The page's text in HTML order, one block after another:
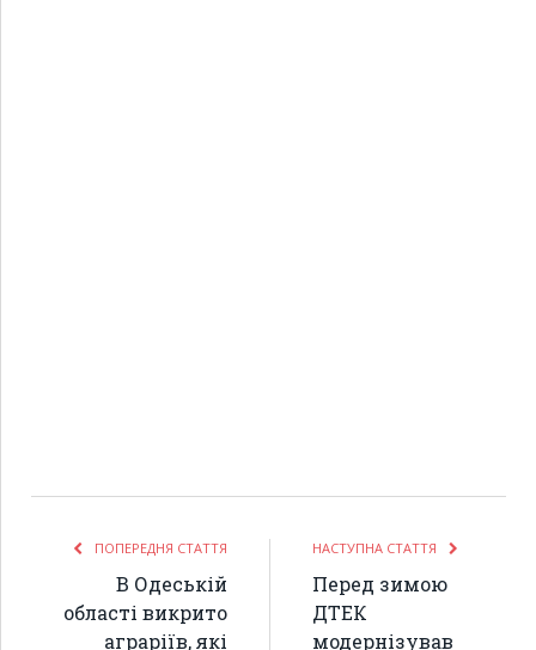
ПОПЕРЕДНЯ СТАТТЯ
В Одеській
області викрито
аграріїв, які
НАСТУПНА СТАТТЯ
Перед зимою
ДТЕК
модернізував